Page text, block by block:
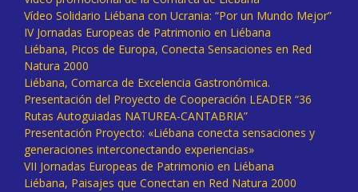
Vídeo Solidario Liébana con Ucrania: “Por un Mundo Mejor”
IV Jornadas Europeas de Patrimonio en Liébana
Liébana, Picos de Europa, Conecta Sensaciones en Red
Natura 2000
Liébana, Comarca de Excelencia Gastronómica.
Presentación del Proyecto de Cooperación LEADER “36
Rutas Autoguiadas NATUREA-CANTABRIA”
Presentación Proyecto: «Liébana conecta sensaciones y
generaciones interconectando experiencias»
VII Jornadas Europeas de Patrimonio en Liébana
Liébana, Paisajes que Conectan en Red Natura 2000